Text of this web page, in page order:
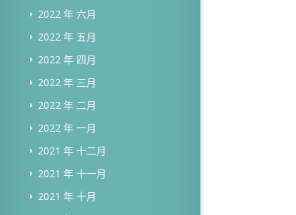
2022 年 六月
2022 年 五月
2022 年 四月
2022 年 三月
2022 年 二月
2022 年 一月
2021 年 十二月
2021 年 十一月
2021 年 十月